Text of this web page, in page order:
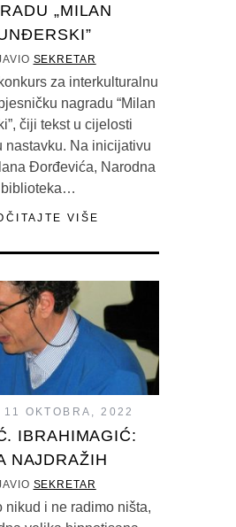
„MILAN
SEKRETAR
za interkulturalnu
nagradu “Milan
čiji tekst u cijelosti
nastavku. Na inicijativu
Đorđevića, Narodna
biblioteka…
VIŠE
11 OKTOBRA, 2022
IBRAHIMAGIĆ:
NAJDRAŽIH
SEKRETAR
nikud i ne radimo ništa,